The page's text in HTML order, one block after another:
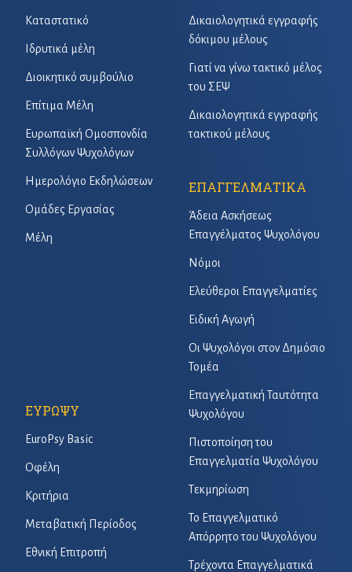
Καταστατικό
Ιδρυτικά μέλη
Διοικητικό συμβούλιο
Επίτιμα Μέλη
Ευρωπαϊκή Ομοσπονδία
Συλλόγων Ψυχολόγων
Ημερολόγιο Εκδηλώσεων
Ομάδες Εργασίας
Μέλη
Δικαιολογητικά εγγραφής
δόκιμου μέλους
Γιατί να γίνω τακτικό μέλος
του ΣΕΨ
Δικαιολογητικά εγγραφής
τακτικού μέλους
ΕΠΑΓΓΕΛΜΑΤΙΚΑ
Άδεια Ασκήσεως
Επαγγέλματος Ψυχολόγου
Νόμοι
Ελεύθεροι Επαγγελματίες
Ειδική Αγωγή
Οι Ψυχολόγοι στον Δημόσιο
Τομέα
Επαγγελματική Ταυτότητα
Ψυχολόγου
Πιστοποίηση του
Επαγγελματία Ψυχολόγου
Τεκμηρίωση
Το Επαγγελματικό
Απόρρητο του Ψυχολόγου
Τρέχοντα Επαγγελματικά
ΕΥΡΩΨΥ
EuroPsy Basic
Οφέλη
Κριτήρια
Μεταβατική Περίοδος
Εθνική Επιτροπή